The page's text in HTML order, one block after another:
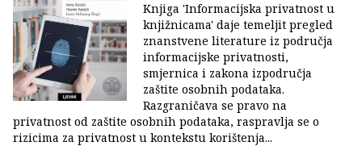
Knjiga 'Informacijska privatnost u
knjižnicama' daje temeljit pregled
znanstvene literature iz područja
informacijske privatnosti,
smjernica i zakona izpodručja
zaštite osobnih podataka.
Razgraničava se pravo na
privatnost od zaštite osobnih podataka, raspravlja se o
rizicima za privatnost u kontekstu korištenja...